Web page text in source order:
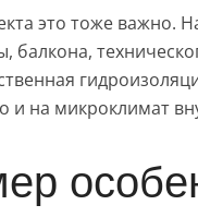
это тоже важно.
балкона,
и на микроклимат